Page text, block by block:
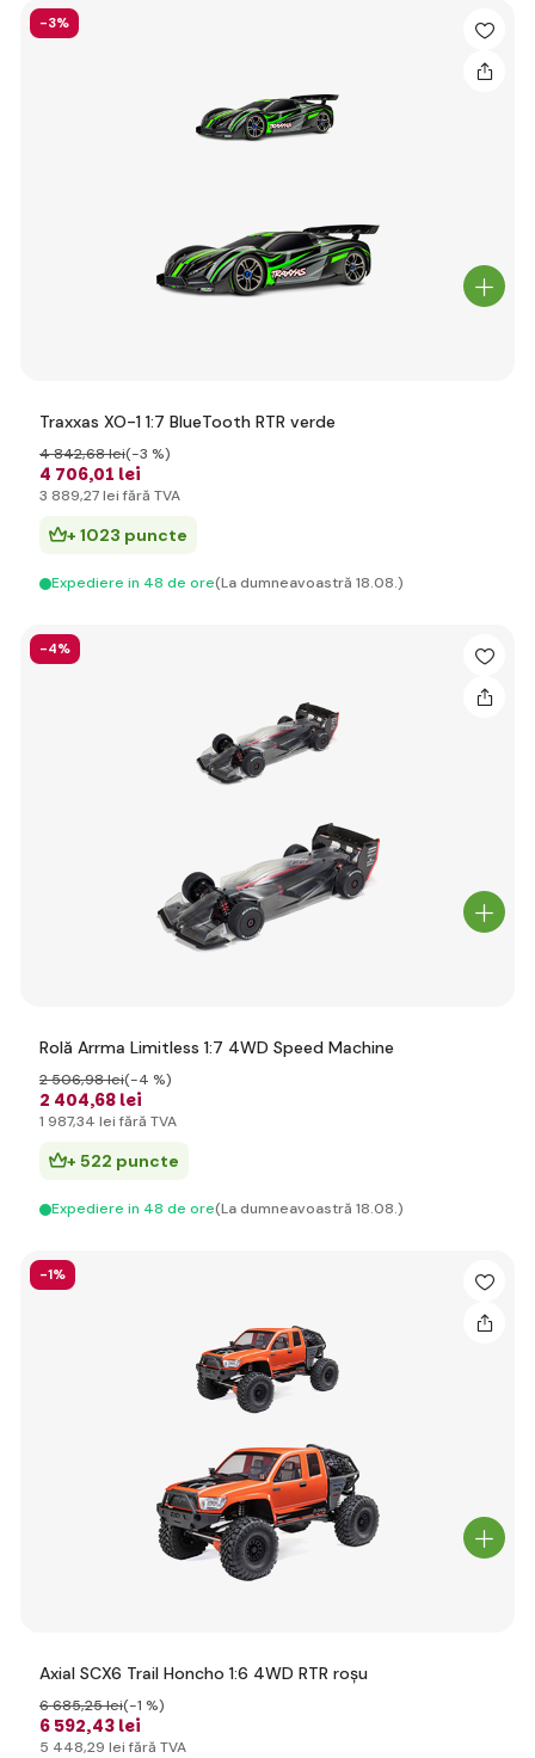
-3%
Traxxas XO-1 1:7 BlueTooth RTR verde
4 706,01 lei
4 842,68 lei(-3 %)
3 889,27 lei fără TVA
+ 1023 puncte
Expediere in 48 de ore(La dumneavoastră 18.08.)
-4%
Rolă Arrma Limitless 1:7 4WD Speed Machine
2 404,68 lei
2 506,98 lei(-4 %)
1 987,34 lei fără TVA
+ 522 puncte
Expediere in 48 de ore(La dumneavoastră 18.08.)
-1%
Axial SCX6 Trail Honcho 1:6 4WD RTR roșu
6 592,43 lei
6 685,25 lei(-1 %)
5 448,29 lei fără TVA